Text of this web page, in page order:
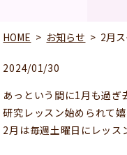
HOME お知らせ 2月
2024/01/30
あっという間に1月も過ぎ
研究レッスン始められて嬉
2月は毎週土曜日にレッス